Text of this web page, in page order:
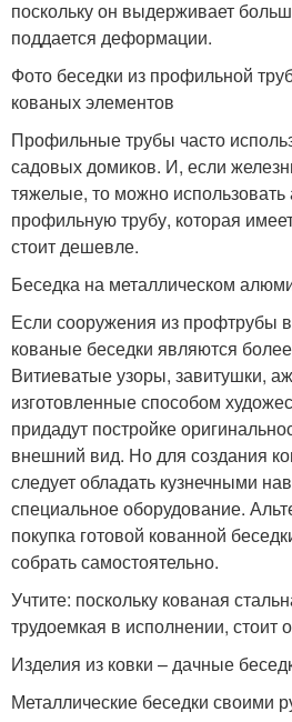
поскольку он выдерживает
поддается деформации.
Фото беседки из профильной
кованых элементов
Профильные трубы часто
садовых домиков. И, если
тяжелые, то можно
профильную трубу, которая
стоит дешевле.
Беседка на металлическом
Если сооружения из профтрубы
кованые беседки являются
Витиеватые узоры, завитушки,
изготовленные способом
придадут постройке
внешний вид. Но для создания
следует обладать кузнечными
специальное оборудование.
покупка готовой кованной
собрать самостоятельно.
Учтите: поскольку кованая
трудоемкая в исполнении, стоит
Изделия из ковки – дачные
Металлические беседки своими